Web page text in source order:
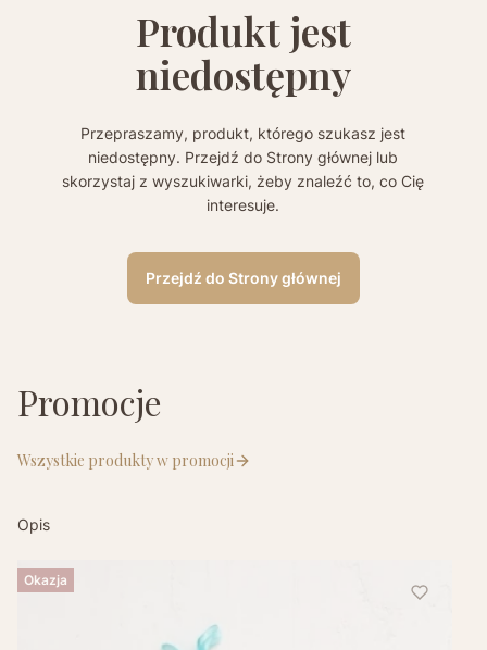
Produkt jest
niedostępny
Przepraszamy, produkt, którego szukasz jest
niedostępny. Przejdź do Strony głównej lub
skorzystaj z wyszukiwarki, żeby znaleźć to, co Cię
interesuje.
Przejdź do Strony głównej
Promocje
Wszystkie produkty w promocji
Opis
Okazja